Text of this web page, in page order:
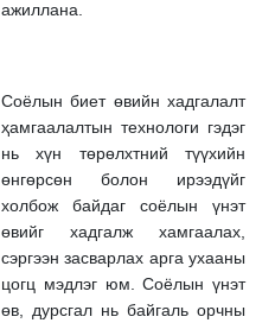
ажиллана.
Соёлын биет өвийн хадгалалт
ҳамгаалалтын технологи гэдэг
нь хүн төрөлхтний түүхийн
өнгөрсөн болон ирээдүйг
холбож байдаг соёлын үнэт
өвийг хадгалж хамгаалах,
сэргээн засварлах арга ухааны
цогц мэдлэг юм. Соёлын үнэт
өв, дурсгал нь байгаль орчны